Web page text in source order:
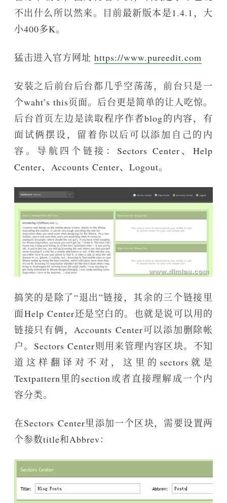
不出什么所以然来。目前最新版本是1.4.1，大
小400多K。
猛击进入官方网址 https://www.pureedit.com
安装之后前台后台都几乎空荡荡，前台只是一
个waht’s this页面。后台更是简单的让人吃惊。
后台首页左边是读取程序作者blog的内容，有
面试俩摆设，留着你以后可以添加自己的内
容。导航四个链接：Sectors Center、Help
Center、Accounts Center、Logout。
搞笑的是除了“退出”链接，其余的三个链接里
面Help Center还是空白的。也就是说可以用的
链接只有俩，Accounts Center可以添加删除帐
户。Sectors Center则用来管理内容区块。不知
道这样翻译对不对，这里的sectors就是
Textpattern里的section或者直接理解成一个内
容分类。
在Sectors Center里添加一个区块，需要设置两
个参数title和Abbrev：